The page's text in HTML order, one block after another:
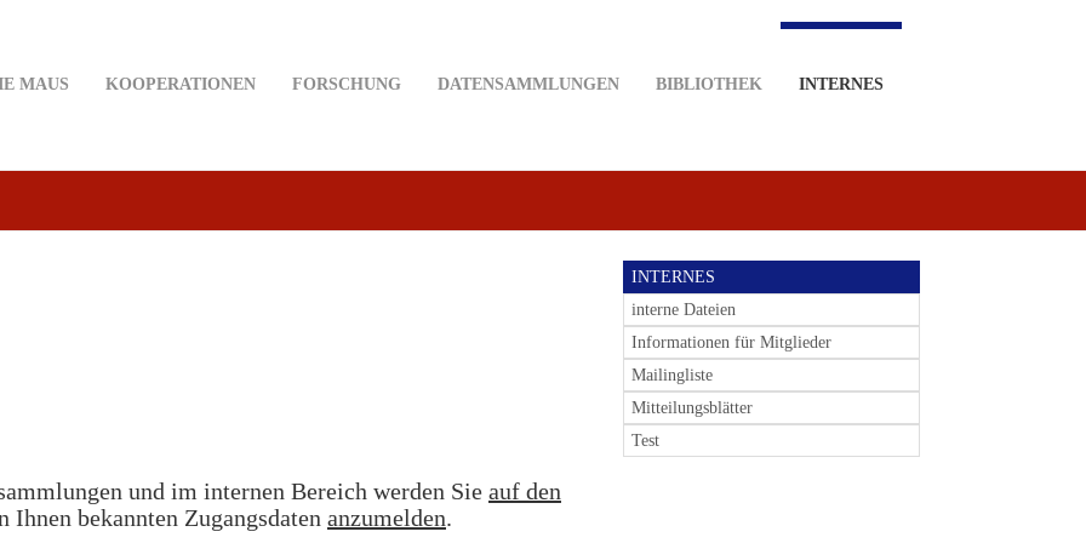
MAUS KOOPERATIONEN FORSCHUNG DATENSAMMLUNGEN BIBLIOTHEK INTERNES
und im internen Bereich werden Sie auf den
Ihnen bekannten Zugangsdaten anzumelden.
INTERNES
interne Dateien
Informationen für Mitglieder
Mailingliste
Mitteilungsblätter
Test